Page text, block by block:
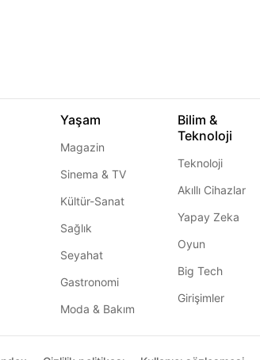
Yaşam
Magazin
Sinema & TV
Kültür-Sanat
Sağlık
Seyahat
Gastronomi
Moda & Bakım
Bilim &
Teknoloji
Teknoloji
Akıllı Cihazlar
Yapay Zeka
Oyun
Big Tech
Girişimler